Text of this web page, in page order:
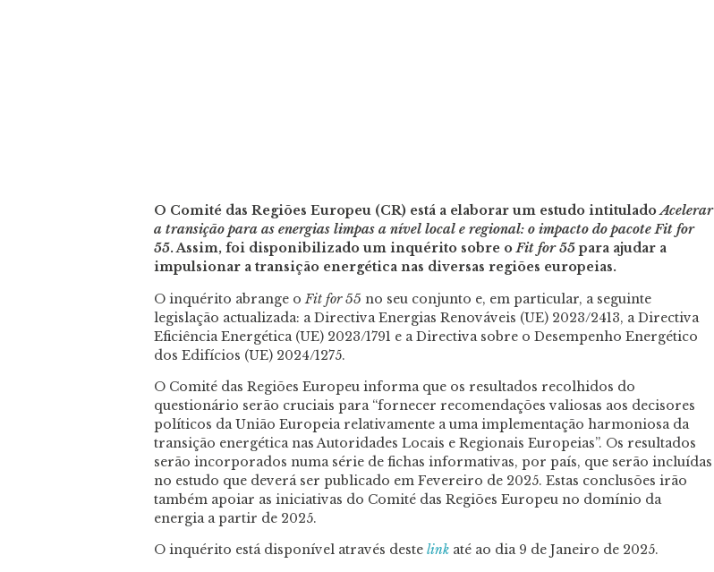
O Comité das Regiões Europeu (CR) está a elaborar um estudo intituladoAcelerar
a transição para as energias limpas a nível local e regional: o impacto do pacote Fit for
55. Assim, foi disponibilizado um inquérito sobre oFit for 55 para ajudar a
impulsionar a transição energética nas diversas regiões europeias.
O inquérito abrange o Fit for 55 no seu conjunto e, em particular, a seguinte
legislação actualizada: a Directiva Energias Renováveis (UE) 2023/2413, a Directiva
Eficiência Energética (UE) 2023/1791 e a Directiva sobre o Desempenho Energético
dos Edifícios (UE) 2024/1275.
O Comité das Regiões Europeu informa que os resultados recolhidos do
questionário serão cruciais para “fornecer recomendações valiosas aos decisores
políticos da União Europeia relativamente a uma implementação harmoniosa da
transição energética nas Autoridades Locais e Regionais Europeias”. Os resultados
serão incorporados numa série de fichas informativas, por país, que serão incluídas
no estudo que deverá ser publicado em Fevereiro de 2025. Estas conclusões irão
também apoiar as iniciativas do Comité das Regiões Europeu no domínio da
energia a partir de 2025.
O inquérito está disponível através deste link até ao dia 9 de Janeiro de 2025.